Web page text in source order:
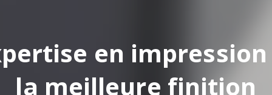
en
la meilleure finition